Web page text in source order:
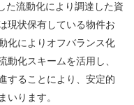
た流動化により調達した資
現状保有している物件お
化によりオフバランス化
動化スキームを活用し、
することにより、安定的
いります。